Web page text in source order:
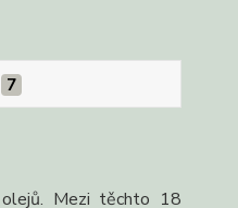
7
olejů. Mezi těchto 18